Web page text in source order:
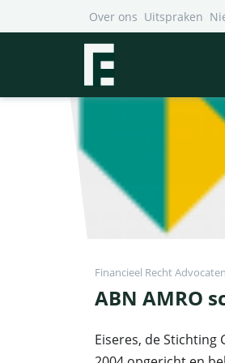
Over ons Uitspraken
Financieel Recht Advocaten
ABN AMRO
Eiseres, de Stichting